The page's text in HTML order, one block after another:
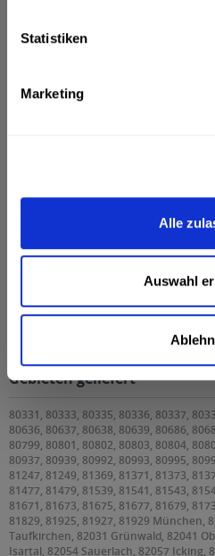
Statistiken
Marketing
Alle
Auswahl
Haltbare
Haltbare Bergbauernmilch
folgenden Regionen,
Gebieten geliefert
80331, 80333, 80335, 80336, 80337,
80636, 80637, 80638, 80639, 80686,
80799, 80801, 80802, 80803, 80804,
80937, 80939, 80992, 80993, 80995,
81247, 81249, 81369, 81371, 81373,
81477, 81479, 81539, 81541, 81543,
81671, 81673, 81675, 81677, 81679,
81829, 81925, 81927, 81929 München,
Taufkirchen, 82031 Grünwald, 82041
Isartal, 82054 Sauerlach, 82057 Icking,